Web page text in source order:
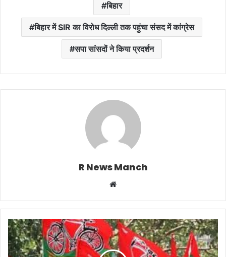
बिहार
बिहार में SIR का विरोध दिल्ली तक पहुंचा संसद में कांग्रेस
सपा सांसदों ने किया प्रदर्शन
R News Manch
Website